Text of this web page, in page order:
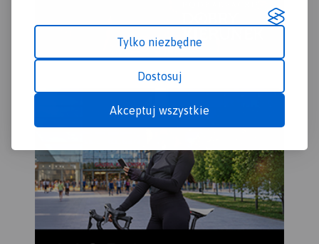
Tylko niezbędne
Dostosuj
Akceptuj wszystkie